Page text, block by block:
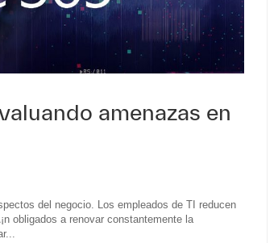
amenazas en
del negocio. Los empleados de TI reducen
obligados a renovar constantemente la